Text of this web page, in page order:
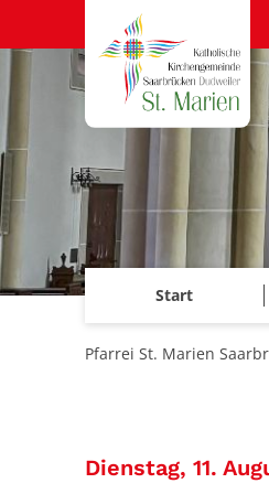
Zum Inhalt springen
Start
Pfarrei St. Marien
Dienstag, 11.